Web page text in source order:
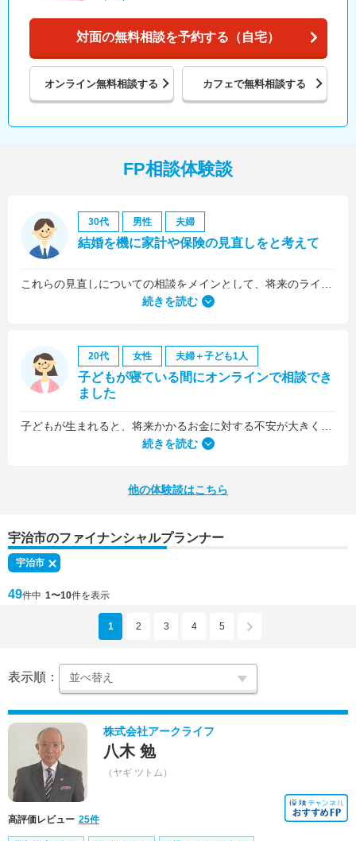
対面の無料相談を予約する（自宅）
オンライン無料相談する カフェで無料相談する
FP相談体験談
30代 男性 夫婦
結婚を機に家計や保険の見直しをと考えて
続きを読む
20代 女性 夫婦＋子ども1人
子どもが寝ている間にオンラインで相談でき
ました
何より、とても親身になって対応してくださって大満足。うちと同じように子どもの将来のお金のことで悩んでいる友人にも教えました。
続きを読む
他の体験談はこちら
宇治市のファイナンシャルプランナー
宇治市
49件中 1〜10件を表示
1 2 3 4 5
表示順：
株式会社アークライフ
八木 勉
（ヤギ ツトム）
高評価レビュー 25件